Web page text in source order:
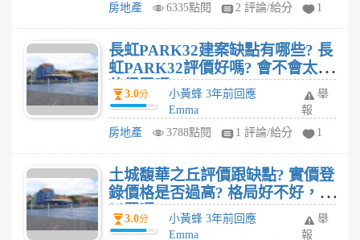
房地產 6335點閱 2 評論/給分 1
長虹PARK32建案缺點有哪些? 長
虹PARK32評價好嗎? 會不會太貴
值得買嗎?
3.0分
小黃蜂 3年前回應
Emma
舉
報
房地產
3788點閱 1 評論/給分 1
土城馥華之丘評價跟缺點? 實價登
錄價格是否過高? 格局好不好，可
以買嗎?
3.0分
小黃蜂 3年前回應
Emma
舉
報